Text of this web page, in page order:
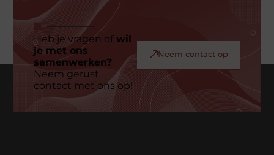
Heb je vragen ofwil
je met ons
samenwerken?
Neem gerust
contact met ons op!
Neem contact op